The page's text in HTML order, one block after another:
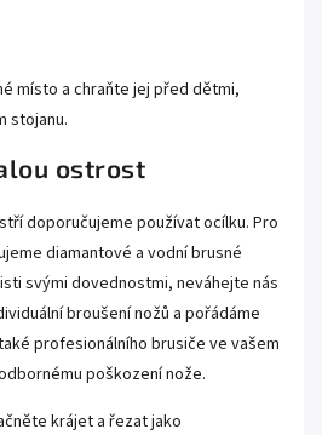
místo a chraňte jej před dětmi,
stojanu.
ostrost
doporučujeme používat ocílku. Pro
diamantové a vodní brusné
svými dovednostmi, neváhejte nás
broušení nožů a pořádáme
profesionálního brusiče ve vašem
poškození nože.
krájet a řezat jako